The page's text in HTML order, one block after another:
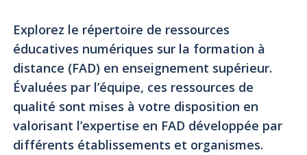
Explorez le répertoire de ressources
éducatives numériques sur la formation à
distance (FAD) en enseignement supérieur.
Évaluées par l’équipe, ces ressources de
qualité sont mises à votre disposition en
valorisant l’expertise en FAD développée par
différents établissements et organismes.